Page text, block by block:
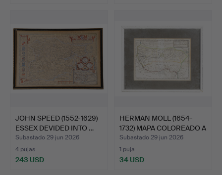
JOHN SPEED (1552-1629)
ESSEX DEVIDED INTO …
Subastado 29 jun 2026
4 pujas
243 USD
HERMAN MOLL (1654-
1732) MAPA COLOREADO A
M…
Subastado 29 jun 2026
1 puja
34 USD